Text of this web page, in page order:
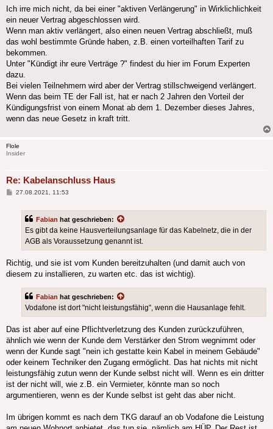
Ich irre mich nicht, da bei einer "aktiven Verlängerung" in Wirklichlichkeit
ein neuer Vertrag abgeschlossen wird.
Wenn man aktiv verlängert, also einen neuen Vertrag abschließt, muß
das wohl bestimmte Gründe haben, z.B. einen vorteilhaften Tarif zu
bekommen.
Unter "Kündigt ihr eure Verträge ?" findest du hier im Forum Experten
dazu.
Bei vielen Teilnehmern wird aber der Vertrag stillschweigend verlängert.
Wenn das beim TE der Fall ist, hat er nach 2 Jahren den Vorteil der
Kündigungsfrist von einem Monat ab dem 1. Dezember dieses Jahres,
wenn das neue Gesetz in kraft tritt.
Flole
Insider
Re: Kabelanschluss Haus
Beitrag
27.08.2021, 11:53
Fabian hat geschrieben:
Es gibt da keine Hausverteilungsanlage für das Kabelnetz, die in der
AGB als Voraussetzung genannt ist.
Richtig, und sie ist vom Kunden bereitzuhalten (und damit auch von
diesem zu installieren, zu warten etc. das ist wichtig).
Fabian hat geschrieben:
Vodafone ist dort "nicht leistungsfähig", wenn die Hausanlage fehlt.
Das ist aber auf eine Pflichtverletzung des Kunden zurückzuführen,
ähnlich wie wenn der Kunde dem Verstärker den Strom wegnimmt oder
wenn der Kunde sagt "nein ich gestatte kein Kabel in meinem Gebäude"
oder keinem Techniker den Zugang ermöglicht. Das hat nichts mit nicht
leistungsfähig zutun wenn der Kunde selbst nicht will. Wenn es ein dritter
ist der nicht will, wie z.B. ein Vermieter, könnte man so noch
argumentieren, wenn es der Kunde selbst ist geht das aber nicht.
Im übrigen kommt es nach dem TKG darauf an ob Vodafone die Leistung